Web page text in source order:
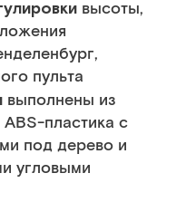
высоты,
пульта
выполнены из
пластика c
под дерево и
угловыми